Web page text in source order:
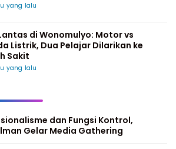
yang lalu
di Wonomulyo: Motor vs
Listrik, Dua Pelajar Dilarikan ke
Sakit
yang lalu
dan Fungsi Kontrol,
Gelar Media Gathering